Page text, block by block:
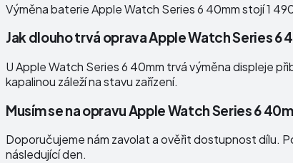
Výměna baterie Apple Watch Series 6 40mm stojí 1
Jak dlouho trvá oprava Apple Watch Series 6
U Apple Watch Series 6 40mm trvá výměna displeje
kapalinou záleží na stavu zařízení.
Musím se na opravu Apple Watch Series 6
Doporučujeme nám zavolat a ověřit dostupnost dílu.
následující den.